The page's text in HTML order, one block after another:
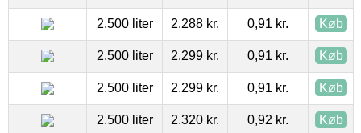
2.500 liter 2.288 kr. 0,91 kr. Køb
2.500 liter 2.299 kr. 0,91 kr. Køb
2.500 liter 2.299 kr. 0,91 kr. Køb
2.500 liter 2.320 kr. 0,92 kr. Køb